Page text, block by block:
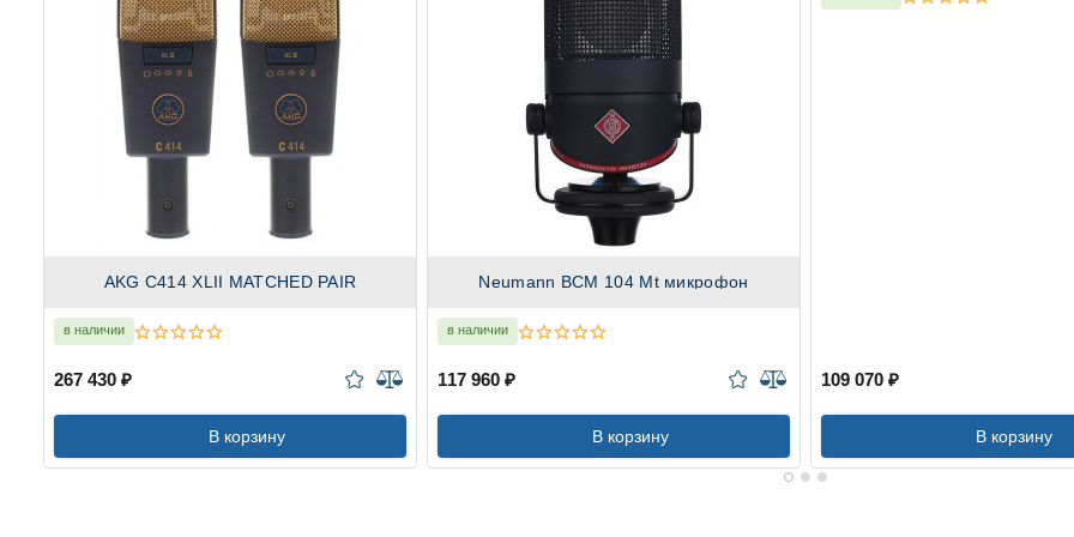
AKG C414 XLII MATCHED PAIR
в наличии
267 430 ₽
В корзину
Neumann BCM 104 Mt микрофон
в наличии
117 960 ₽
В корзину
109 070 ₽
В корзину